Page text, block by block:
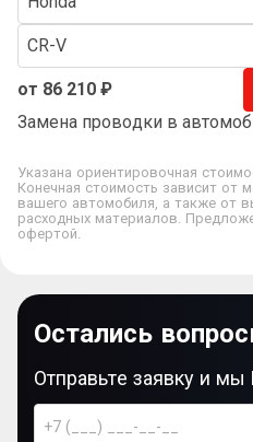
CR-V
Замена проводки в
от 86 210 ₽
Указана ориентировочная
Конечная стоимость зависит от
вашего автомобиля, а также от
расходных материалов.
офертой.
Остались
Отправьте заявку и